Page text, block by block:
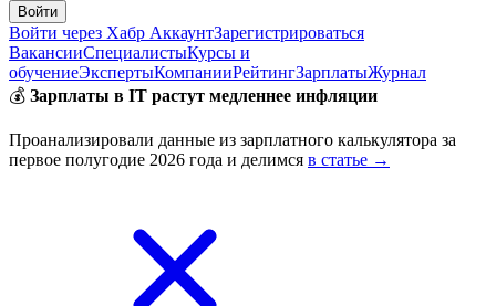
Войти
Войти через Хабр АккаунтЗарегистрироваться
ВакансииСпециалистыКурсы и
обучениеЭкспертыКомпанииРейтингЗарплатыЖурнал
💰 Зарплаты в IT растут медленнее инфляции
Проанализировали данные из зарплатного калькулятора за
первое полугодие 2026 года и делимся в статье →